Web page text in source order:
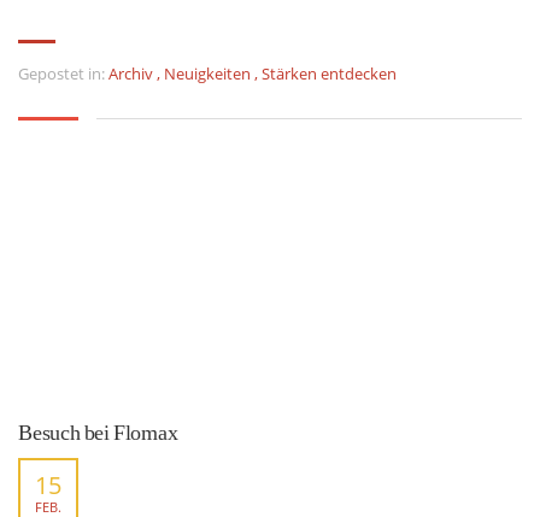
Gepostet in:Archiv, Neuigkeiten ,Stärken entdecken
Besuch bei Flomax
15
FEB.